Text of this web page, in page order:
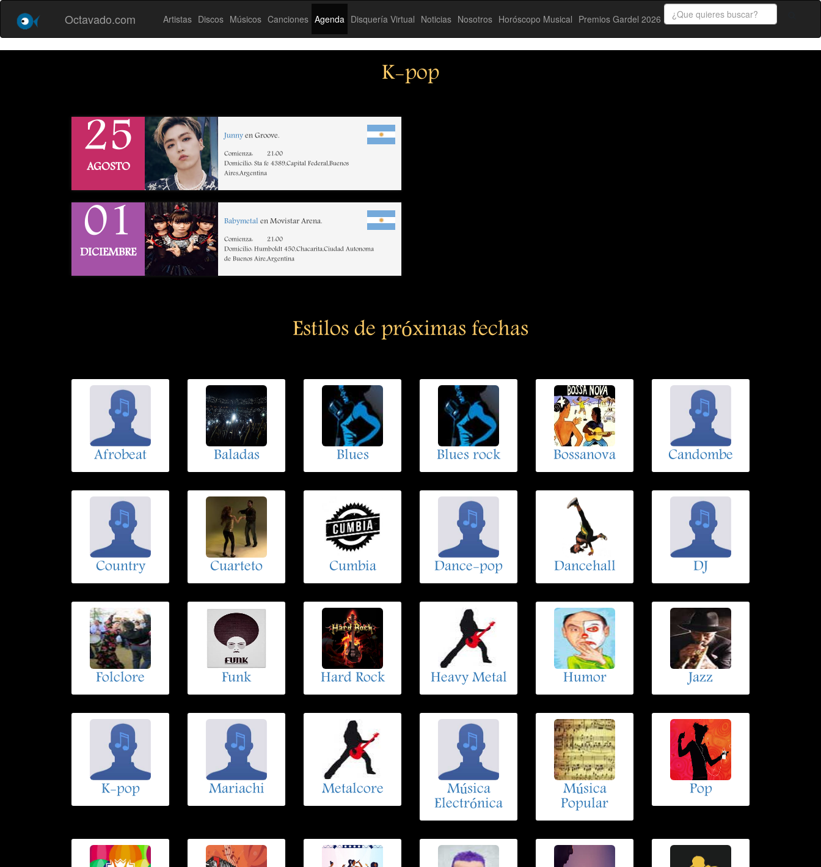
Octavado.com Artistas Discos Músicos Canciones Agenda Disquería Virtual Noticias Nosotros Horóscopo Musical Premios Gardel 2026
K-pop
25
AGOSTO
Junnyen Groove.
Comienza:
21:00
Domicilio: Sta fe 4389,Capital Federal,Buenos
Aires,Argentina
01
DICIEMBRE
Babymetal en Movistar Arena.
Comienza:
21:00
Domicilio: Humboldt 450,Chacarita,Ciudad Autonoma
de Buenos Aire,Argentina
Estilos de próximas fechas
Afrobeat Baladas Blues Blues rock Bossanova Candombe
Country Cuarteto Cumbia Dance-pop Dancehall DJ
Folclore Funk Hard Rock Heavy Metal Humor Jazz
K-pop Mariachi Metalcore
Música
Electrónica
Música
Popular
Pop